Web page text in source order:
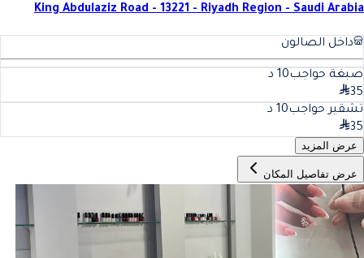
King Abdulaziz Road - 13221 - Riyadh Region - Saudi Arabia
داخل الصالون
صبغة حواجب10 د
35
تشقير حواجب10 د
35
عرض المزيد
عرض تفاصيل المكان